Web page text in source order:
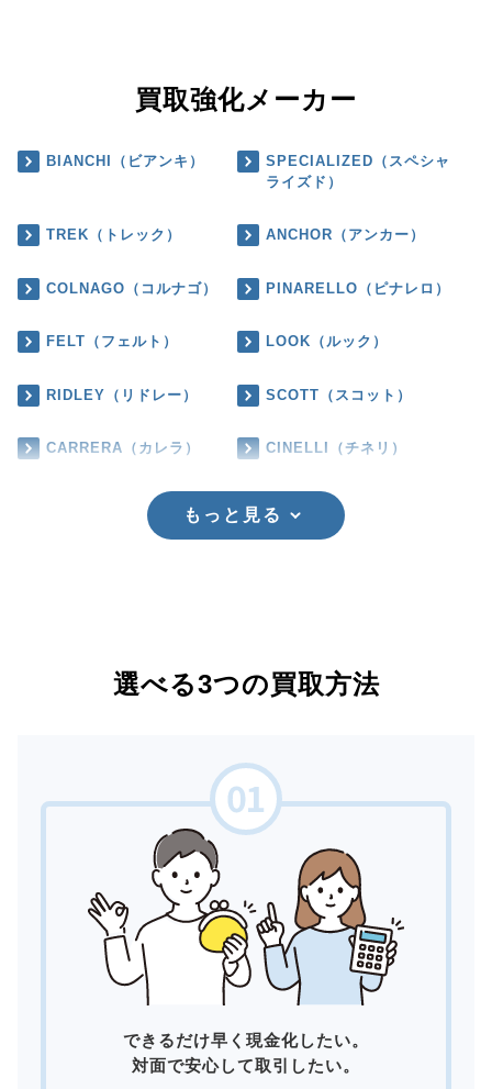
買取強化メーカー
BIANCHI（ビアンキ）
SPECIALIZED（スペシャ
ライズド）
TREK（トレック） ANCHOR（アンカー）
COLNAGO（コルナゴ） PINARELLO（ピナレロ）
FELT（フェルト） LOOK（ルック）
RIDLEY（リドレー） SCOTT（スコット）
CARRERA（カレラ） CINELLI（チネリ）
もっと見る
選べる3つの買取方法
できるだけ早く現金化したい。
対面で安心して取引したい。